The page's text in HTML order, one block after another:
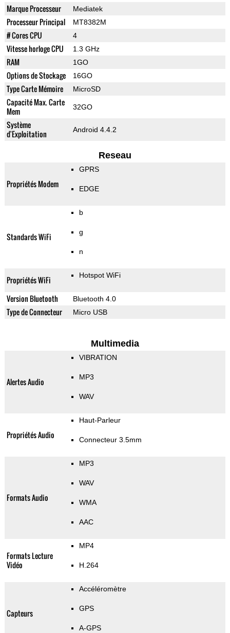
Marque Processeur Mediatek
Processeur Principal MT8382M
# Cores CPU 4
Vitesse horloge CPU 1.3 GHz
RAM 1GO
Options de Stockage 16GO
Type Carte Mémoire MicroSD
Capacité Max. Carte
Mem
32GO
Système
d'Exploitation
Android 4.4.2
Reseau
Propriétés Modem
GPRS
EDGE
Standards WiFi
b
g
n
Propriétés WiFi Hotspot WiFi
Version Bluetooth Bluetooth 4.0
Type de Connecteur Micro USB
Multimedia
Alertes Audio
VIBRATION
MP3
WAV
Propriétés Audio
Haut-Parleur
Connecteur 3.5mm
Formats Audio
MP3
WAV
WMA
AAC
Formats Lecture
Vidéo
MP4
H.264
Capteurs
Accéléromètre
GPS
A-GPS